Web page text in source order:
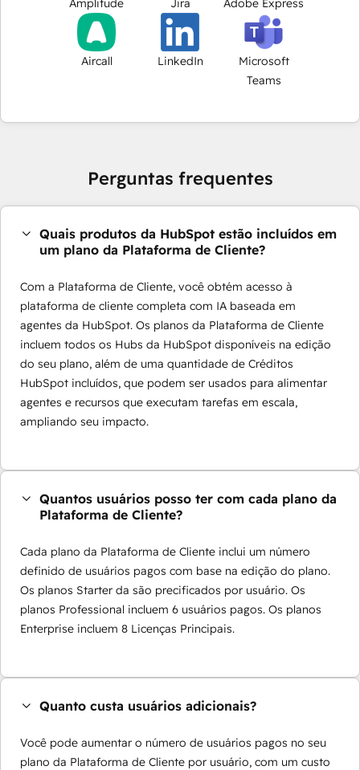
Amplitude Jira Adobe Express
Aircall LinkedIn
Microsoft
Teams
Perguntas frequentes
Quais produtos da HubSpot estão incluídos em
um plano da Plataforma de Cliente?
Com a Plataforma de Cliente, você obtém acesso à
plataforma de cliente completa com IA baseada em
agentes da HubSpot. Os planos da Plataforma de Cliente
incluem todos os Hubs da HubSpot disponíveis na edição
do seu plano, além de uma quantidade de Créditos
HubSpot incluídos, que podem ser usados para alimentar
agentes e recursos que executam tarefas em escala,
ampliando seu impacto.
Quantos usuários posso ter com cada plano da
Plataforma de Cliente?
Cada plano da Plataforma de Cliente inclui um número
definido de usuários pagos com base na edição do plano.
Os planos Starter da são precificados por usuário. Os
planos Professional incluem 6 usuários pagos. Os planos
Enterprise incluem 8 Licenças Principais.
Quanto custa usuários adicionais?
Você pode aumentar o número de usuários pagos no seu
plano da Plataforma de Cliente por usuário, com um custo